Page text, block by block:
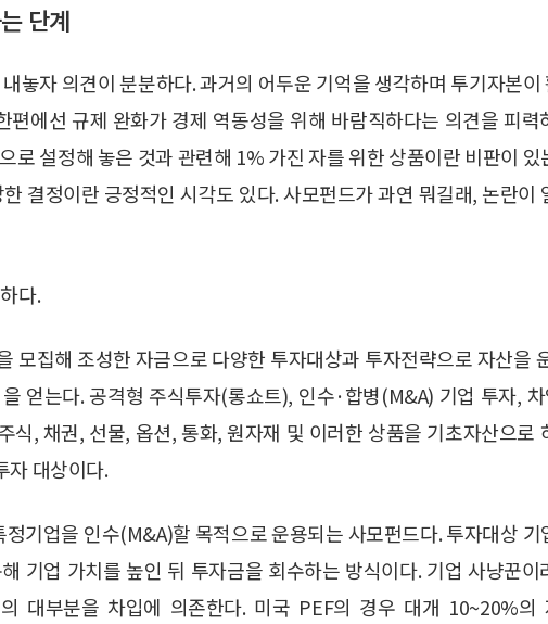
단계
놓자 의견이 분분하다. 과거의 어두운 기억을 생각하며 투기자본이
편에선 규제 완화가 경제 역동성을 위해 바람직하다는 의견을 피력
로 설정해 놓은 것과 관련해 1% 가진 자를 위한 상품이란 비판이 있
결정이란 긍정적인 시각도 있다. 사모펀드가 과연 뭐길래, 논란이
다.
모집해 조성한 자금으로 다양한 투자대상과 투자전략으로 자산을
얻는다. 공격형 주식투자(롱쇼트), 인수·합병(M&A) 기업 투자,
식, 채권, 선물, 옵션, 통화, 원자재 및 이러한 상품을 기초자산으로
자 대상이다.
기업을 인수(M&A)할 목적으로 운용되는 사모펀드다. 투자대상 기
기업 가치를 높인 뒤 투자금을 회수하는 방식이다. 기업 사냥꾼이
대부분을 차입에 의존한다. 미국 PEF의 경우 대개 10~20%의